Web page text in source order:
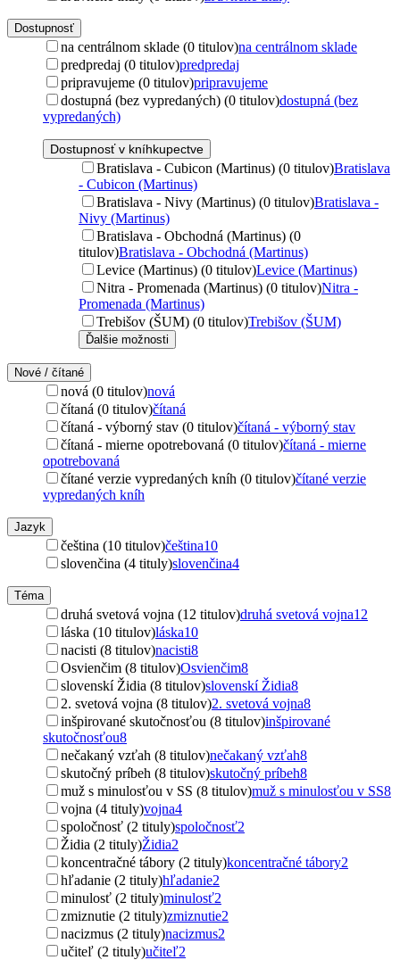
Dostupnosť
na centrálnom sklade (0 titulov)na centrálnom sklade
predpredaj (0 titulov)predpredaj
pripravujeme (0 titulov)pripravujeme
dostupná (bez vypredaných) (0 titulov)dostupná (bez
vypredaných)
Dostupnosť v kníhkupectve
Bratislava - Cubicon (Martinus) (0 titulov)Bratislava
- Cubicon (Martinus)
Bratislava - Nivy (Martinus) (0 titulov)Bratislava -
Nivy (Martinus)
Bratislava - Obchodná (Martinus) (0
titulov)Bratislava - Obchodná (Martinus)
Levice (Martinus) (0 titulov)Levice (Martinus)
Nitra - Promenada (Martinus) (0 titulov)Nitra -
Promenada (Martinus)
Trebišov (ŠUM) (0 titulov)Trebišov (ŠUM)
Ďalšie možnosti
Nové / čítané
nová (0 titulov)nová
čítaná (0 titulov)čítaná
čítaná - výborný stav (0 titulov)čítaná - výborný stav
čítaná - mierne opotrebovaná (0 titulov)čítaná - mierne
opotrebovaná
čítané verzie vypredaných kníh (0 titulov)čítané verzie
vypredaných kníh
Jazyk
čeština (10 titulov)čeština10
slovenčina (4 tituly)slovenčina4
Téma
druhá svetová vojna (12 titulov)druhá svetová vojna12
láska (10 titulov)láska10
nacisti (8 titulov)nacisti8
Osvienčim (8 titulov)Osvienčim8
slovenskí Židia (8 titulov)slovenskí Židia8
2. svetová vojna (8 titulov)2. svetová vojna8
inšpirované skutočnosťou (8 titulov)inšpirované
skutočnosťou8
nečakaný vzťah (8 titulov)nečakaný vzťah8
skutočný príbeh (8 titulov)skutočný príbeh8
muž s minulosťou v SS (8 titulov)muž s minulosťou v SS8
vojna (4 tituly)vojna4
spoločnosť (2 tituly)spoločnosť2
Židia (2 tituly)Židia2
koncentračné tábory (2 tituly)koncentračné tábory2
hľadanie (2 tituly)hľadanie2
minulosť (2 tituly)minulosť2
zmiznutie (2 tituly)zmiznutie2
nacizmus (2 tituly)nacizmus2
učiteľ (2 tituly)učiteľ2